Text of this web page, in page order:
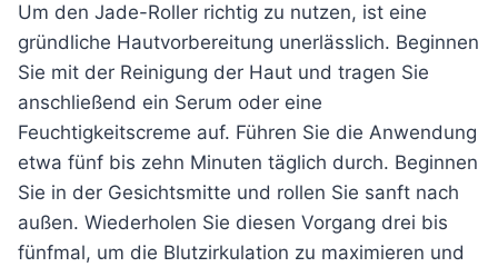
Um den Jade-Roller richtig zu nutzen, ist eine
gründliche Hautvorbereitung unerlässlich. Beginnen
Sie mit der Reinigung der Haut und tragen Sie
anschließend ein Serum oder eine
Feuchtigkeitscreme auf. Führen Sie die Anwendung
etwa fünf bis zehn Minuten täglich durch. Beginnen
Sie in der Gesichtsmitte und rollen Sie sanft nach
außen. Wiederholen Sie diesen Vorgang drei bis
fünfmal, um die Blutzirkulation zu maximieren und